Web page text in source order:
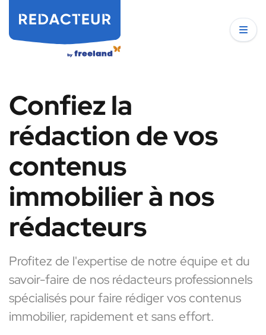
Confiez la
rédaction de vos
contenus
immobilier à nos
rédacteurs
Profitez de l'expertise de notre équipe et du
savoir-faire de nos rédacteurs professionnels
spécialisés pour faire rédiger vos contenus
immobilier, rapidement et sans effort.